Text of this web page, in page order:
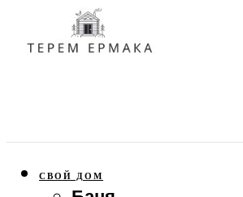
СВОЙ ДОМ